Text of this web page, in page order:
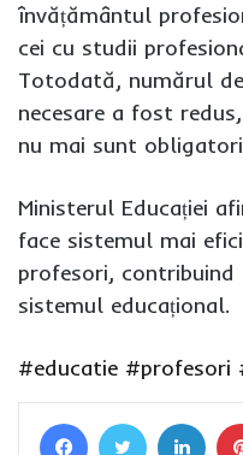
învățământul
cei cu studii
Totodată, numărul
necesare a fost
nu mai sunt
Ministerul Educației
face sistemul mai
profesori, contribuind
sistemul educațional.
#educatie #profesori
FacebookTwitter